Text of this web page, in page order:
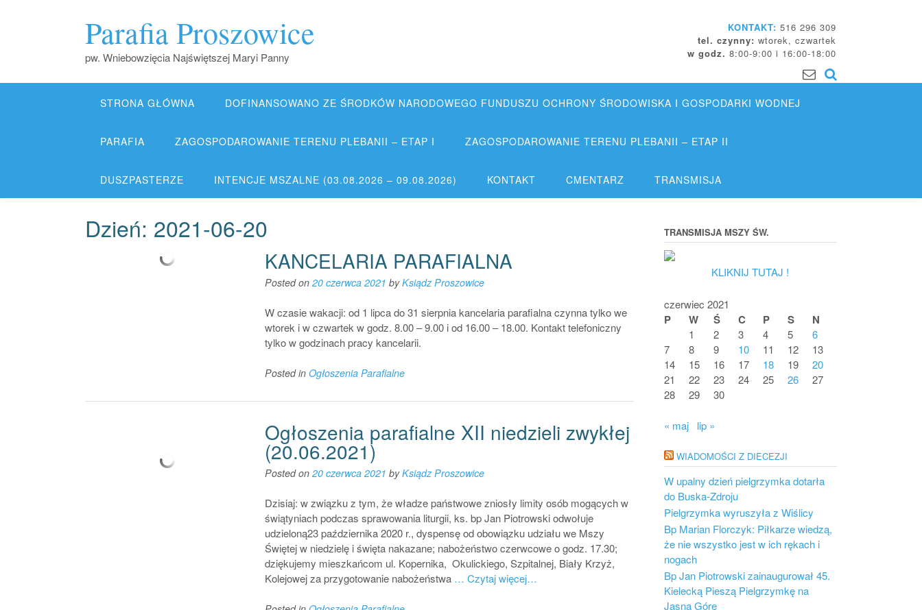
Parafia Proszowice
pw. Wniebowzięcia Najświętszej Maryi Panny
KONTAKT: 516 296 309
tel. czynny: wtorek, czwartek
w godz. 8:00-9:00 i 16:00-18:00
STRONA GŁÓWNA DOFINANSOWANO ZE ŚRODKÓW NARODOWEGO FUNDUSZU OCHRONY ŚRODOWISKA I GOSPODARKI WODNEJ
PARAFIA ZAGOSPODAROWANIE TERENU PLEBANII – ETAP I ZAGOSPODAROWANIE TERENU PLEBANII – ETAP II
DUSZPASTERZE INTENCJE MSZALNE (03.08.2026 – 09.08.2026) KONTAKT CMENTARZ TRANSMISJA
Dzień: 2021-06-20
KANCELARIA PARAFIALNA
Posted on 20 czerwca 2021 byKsiądz Proszowice
W czasie wakacji: od 1 lipca do 31 sierpnia kancelaria parafialna czynna tylko we
wtorek i w czwartek w godz. 8.00 – 9.00 i od 16.00 – 18.00. Kontakt telefoniczny
tylko w godzinach pracy kancelarii.
Posted in Ogłoszenia Parafialne
Ogłoszenia parafialne XII niedzieli zwykłej
(20.06.2021)
Posted on 20 czerwca 2021 byKsiądz Proszowice
Dzisiaj: w związku z tym, że władze państwowe zniosły limity osób mogących w
świątyniach podczas sprawowania liturgii, ks. bp Jan Piotrowski odwołuje
udzieloną23 października 2020 r., dyspensę od obowiązku udziału we Mszy
Świętej w niedzielę i święta nakazane; nabożeństwo czerwcowe o godz. 17.30;
dziękujemy mieszkańcom ul. Kopernika, Okulickiego, Szpitalnej, Biały Krzyż,
Kolejowej za przygotowanie nabożeństwa … Czytaj więcej…
TRANSMISJA MSZY ŚW.
KLIKNIJ TUTAJ !
czerwiec 2021
P W Ś C P S N
1 2 3 4 5
6
7
8 9 10 11 12
13
14
15 16 17 18 19
20
21
22 23 24 25 26
27
28
29 30
« maj lip »
WIADOMOŚCI Z DIECEZJI
W upalny dzień pielgrzymka dotarła
do Buska-Zdroju
Pielgrzymka wyruszyła z Wiślicy
Bp Marian Florczyk: Piłkarze wiedzą,
że nie wszystko jest w ich rękach i
nogach
Bp Jan Piotrowski zainaugurował 45.
Kielecką Pieszą Pielgrzymkę na
Jasną Górę